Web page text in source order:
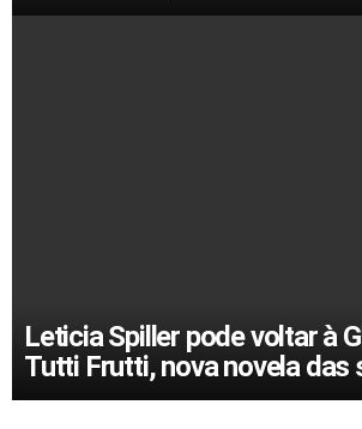
Leticia Spiller pode voltar à
Tutti Frutti, nova novela das